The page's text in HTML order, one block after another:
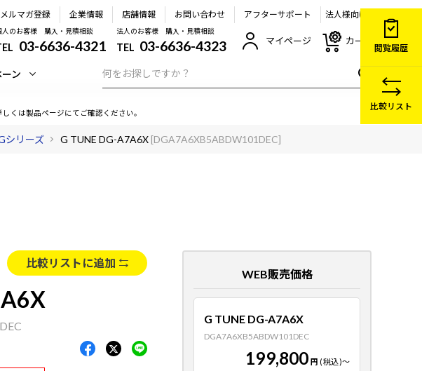
メルマガ登録 企業情報 店舗情報 お問い合わせ アフターサポート 法人様向け
人のお客様 購入・見積相談
03-6636-4321
法人のお客様 購入・見積相談
TEL 03-6636-4323 マイページ カート
ン
くは製品ページにてご確認ください。
シリーズ G TUNE DG-A7A6X [DGA7A6XB5ABDW101DEC]
比較リストに追加
WEB販売価格
G TUNE DG-A7A6X
DGA7A6XB5ABDW101DEC
199,800 円 (税込)～
閲覧履歴
比較リスト